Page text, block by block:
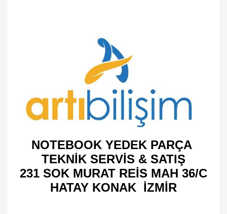
NOTEBOOK YEDEK PARÇA
TEKNİK SERVİS & SATIŞ
231 SOK MURAT REİS MAH 36/C
HATAY KONAK İZMİR